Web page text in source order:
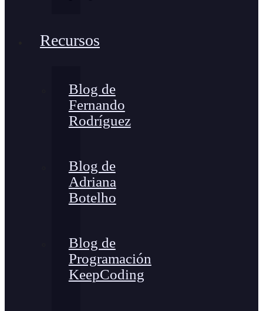
Recursos
Blog de
Fernando
Rodríguez
Blog de
Adriana
Botelho
Blog de
Programación
KeepCoding